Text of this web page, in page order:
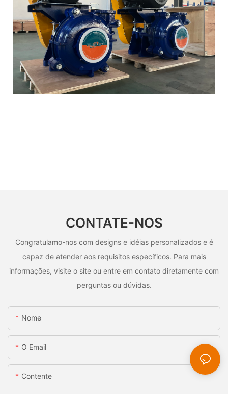
CONTATE-NOS
Congratulamo-nos com designs e idéias personalizados e é
capaz de atender aos requisitos específicos. Para mais
informações, visite o site ou entre em contato diretamente com
perguntas ou dúvidas.
Nome
O Email
Contente